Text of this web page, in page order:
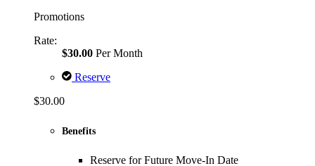
Promotions
Rate:
$30.00 Per Month
Reserve
$30.00
Benefits
Reserve for Future Move-In Date